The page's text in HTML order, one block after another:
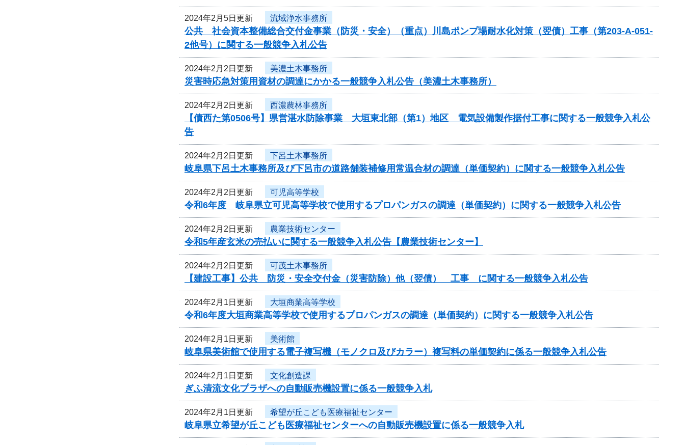
2024年2月5日更新 流域浄水事務所
公共 社会資本整備総合交付金事業（防災・安全）（重点）川島ポンプ場耐水化対策（翌債）工事（第203-A-051-
2他号）に関する一般競争入札公告
2024年2月2日更新 美濃土木事務所
災害時応急対策用資材の調達にかかる一般競争入札公告（美濃土木事務所）
2024年2月2日更新 西濃農林事務所
【債西た第0506号】県営湛水防除事業 大垣東北部（第1）地区 電気設備製作据付工事に関する一般競争入札公
告
2024年2月2日更新 下呂土木事務所
岐阜県下呂土木事務所及び下呂市の道路舗装補修用常温合材の調達（単価契約）に関する一般競争入札公告
2024年2月2日更新 可児高等学校
令和6年度 岐阜県立可児高等学校で使用するプロパンガスの調達（単価契約）に関する一般競争入札公告
2024年2月2日更新 農業技術センター
令和5年産玄米の売払いに関する一般競争入札公告【農業技術センター】
2024年2月2日更新 可茂土木事務所
【建設工事】公共 防災・安全交付金（災害防除）他（翌債） 工事 に関する一般競争入札公告
2024年2月1日更新 大垣商業高等学校
令和6年度大垣商業高等学校で使用するプロパンガスの調達（単価契約）に関する一般競争入札公告
2024年2月1日更新 美術館
岐阜県美術館で使用する電子複写機（モノクロ及びカラー）複写料の単価契約に係る一般競争入札公告
2024年2月1日更新 文化創造課
ぎふ清流文化プラザへの自動販売機設置に係る一般競争入札
2024年2月1日更新 希望が丘こども医療福祉センター
岐阜県立希望が丘こども医療福祉センターへの自動販売機設置に係る一般競争入札